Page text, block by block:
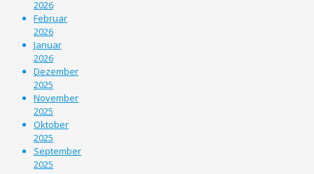
2026
Februar
2026
Januar
2026
Dezember
2025
November
2025
Oktober
2025
September
2025